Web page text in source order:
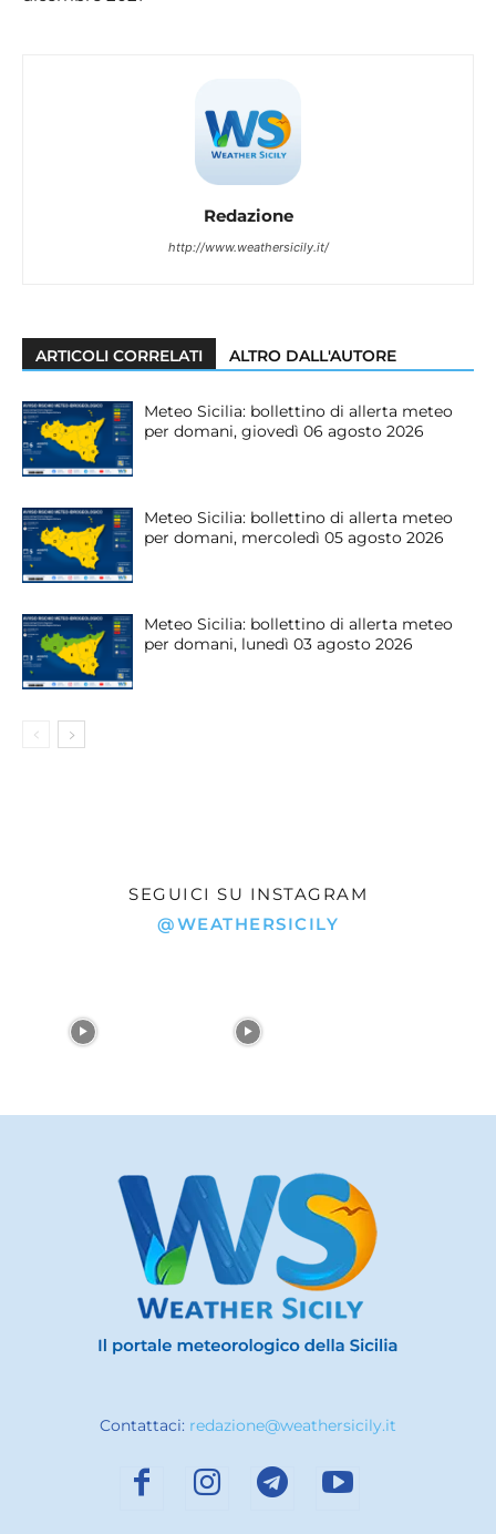
Redazione
http://www.weathersicily.it/
ARTICOLI CORRELATI ALTRO DALL'AUTORE
Meteo Sicilia: bollettino di allerta meteo
per domani, giovedì 06 agosto 2026
Meteo Sicilia: bollettino di allerta meteo
per domani, mercoledì 05 agosto 2026
Meteo Sicilia: bollettino di allerta meteo
per domani, lunedì 03 agosto 2026
SEGUICI SU INSTAGRAM
@WEATHERSICILY
Contattaci: redazione@weathersicily.it